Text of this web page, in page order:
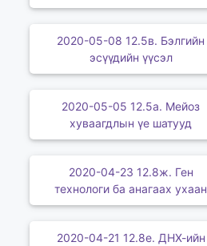
2020-05-08 12.5в. Бэлгийн
эсүүдийн үүсэл
2020-05-05 12.5а. Мейоз
хуваагдлын үе шатууд
2020-04-23 12.8ж. Ген
технологи ба анагаах ухаан
2020-04-21 12.8е. ДНХ-ийн